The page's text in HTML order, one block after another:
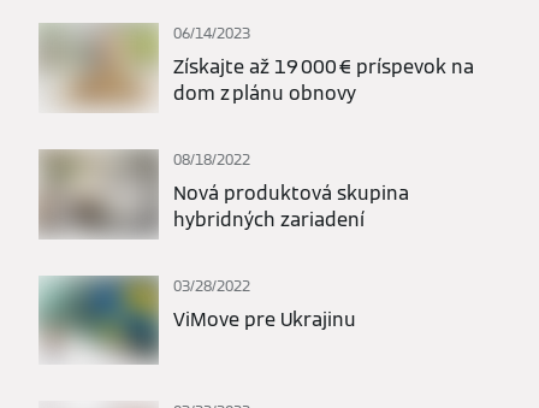
06/14/2023
Získajte až 19 000 € príspevok na
dom z plánu obnovy
08/18/2022
Nová produktová skupina
hybridných zariadení
03/28/2022
ViMove pre Ukrajinu